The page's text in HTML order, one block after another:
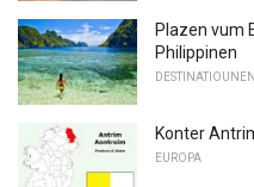
Plazen vum
Philippinen
DESTINATIOUNEN
Konter
EUROPA